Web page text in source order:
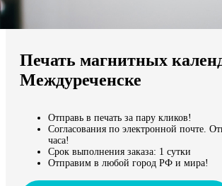
Мы доставляем по всему миру
Продолжить без города
Печать магнитных
Междуреченске
Отправь в печать за пару кликов!
Согласования по электронной почте.
часа!
Срок выполнения заказа: 1 сутки
Отправим в любой город РФ и мира!